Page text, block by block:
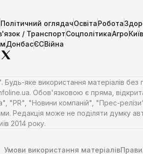
Політичний оглядачОсвітаРобота
/ ТранспортСоцполітикаАгроКиїв
ДонбасЄСВійна
Будь-яке використання матеріалів
Обов'язковою є пряма,
"PR", "Новини компаній", "Прес-
Редакція може не поділяти думку
2014 року.
Умови використання матеріалів